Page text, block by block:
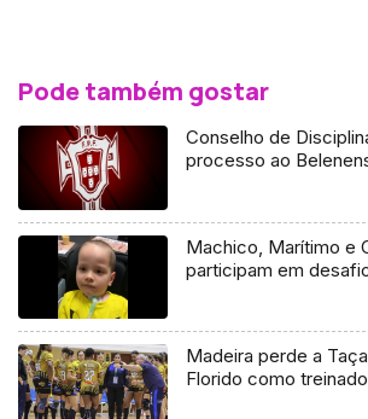
Pode também gostar
Conselho de
processo ao
Machico, Marítimo e
participam em
Madeira perde a
Florido como